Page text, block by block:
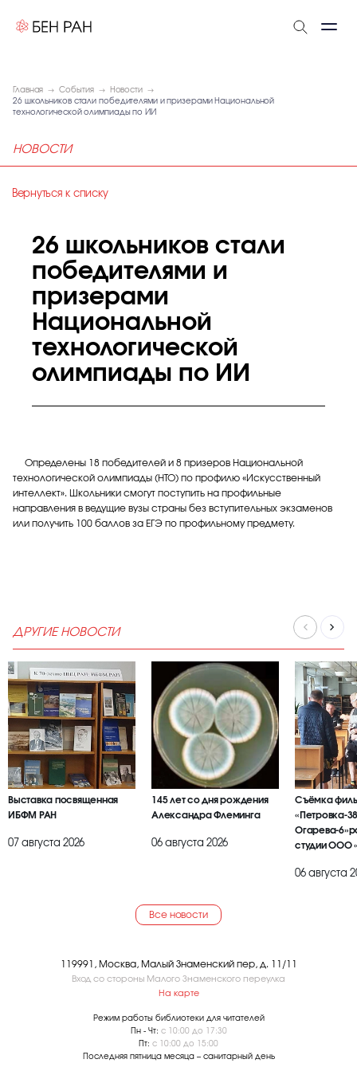
Главная События
Новости
26 школьников стали победителями и призерами Национальной
технологической олимпиады по ИИ
НОВОСТИ
Вернуться к списку
26 школьников стали
победителями и
призерами
Национальной
технологической
олимпиады по ИИ
Определены 18 победителей и 8 призеров Национальной
технологической олимпиады (НТО) по профилю «Искусственный
интеллект». Школьники смогут поступить на профильные
направления в ведущие вузы страны без вступительных экзаменов
или получить 100 баллов за ЕГЭ по профильному предмету.
ДРУГИЕ НОВОСТИ
Выставка посвященная
ИБФМ РАН
07 августа 2026
145 лет со дня рождения
Александра Флеминга
06 августа 2026
Съёмка
«Петровка-
Огарева-
студии ООО
06 августа
Все новости
119991, Москва, Малый Знаменский пер, д. 11/11
Вход со стороны Малого Знаменского переулка
На карте
Режим работы библиотеки для читателей
Пн - Чт: с 10:00 до 17:30
Пт: с 10:00 до 15:00
Последняя пятница месяца – санитарный день